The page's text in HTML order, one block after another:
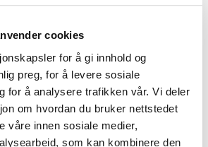
cookies
for å gi innhold og
preg, for å levere sosiale
for å analysere trafikken vår. Vi deler
om hvordan du bruker nettstedet
våre innen sosiale medier,
som kan kombinere den